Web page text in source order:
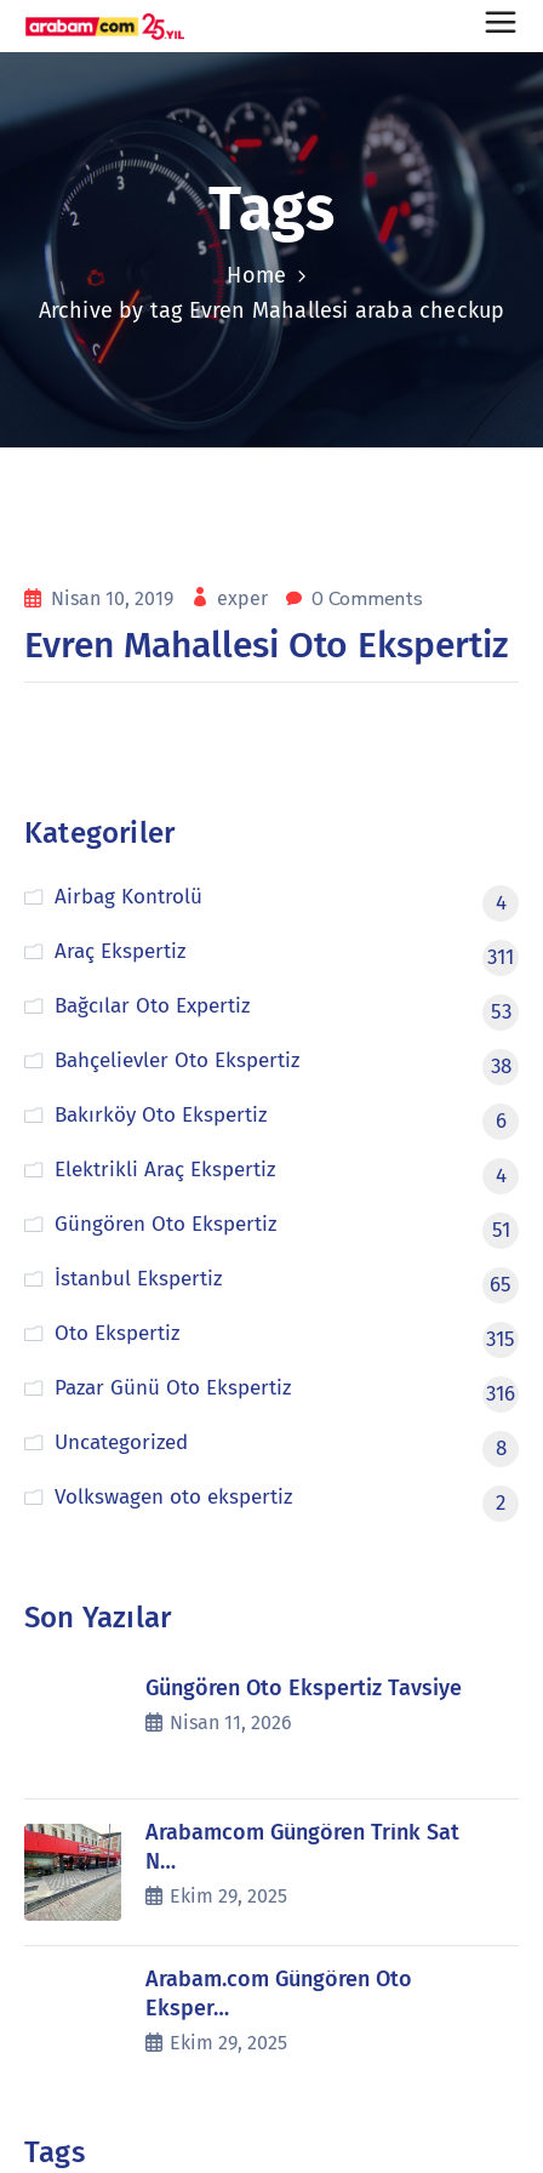
Tags
Home
Archive by tag Evren Mahallesi araba checkup
Nisan 10, 2019 exper 0 Comments
Evren Mahallesi Oto Ekspertiz
Kategoriler
Airbag Kontrolü
4
Araç Ekspertiz
311
Bağcılar Oto Expertiz
53
Bahçelievler Oto Ekspertiz
38
Bakırköy Oto Ekspertiz
6
Elektrikli Araç Ekspertiz
4
Güngören Oto Ekspertiz
51
İstanbul Ekspertiz
65
Oto Ekspertiz
315
Pazar Günü Oto Ekspertiz
316
Uncategorized
8
Volkswagen oto ekspertiz
2
Son Yazılar
Güngören Oto Ekspertiz Tavsiye
Nisan 11, 2026
Arabamcom Güngören Trink Sat
N…
Ekim 29, 2025
Arabam.com Güngören Oto
Eksper…
Ekim 29, 2025
Tags